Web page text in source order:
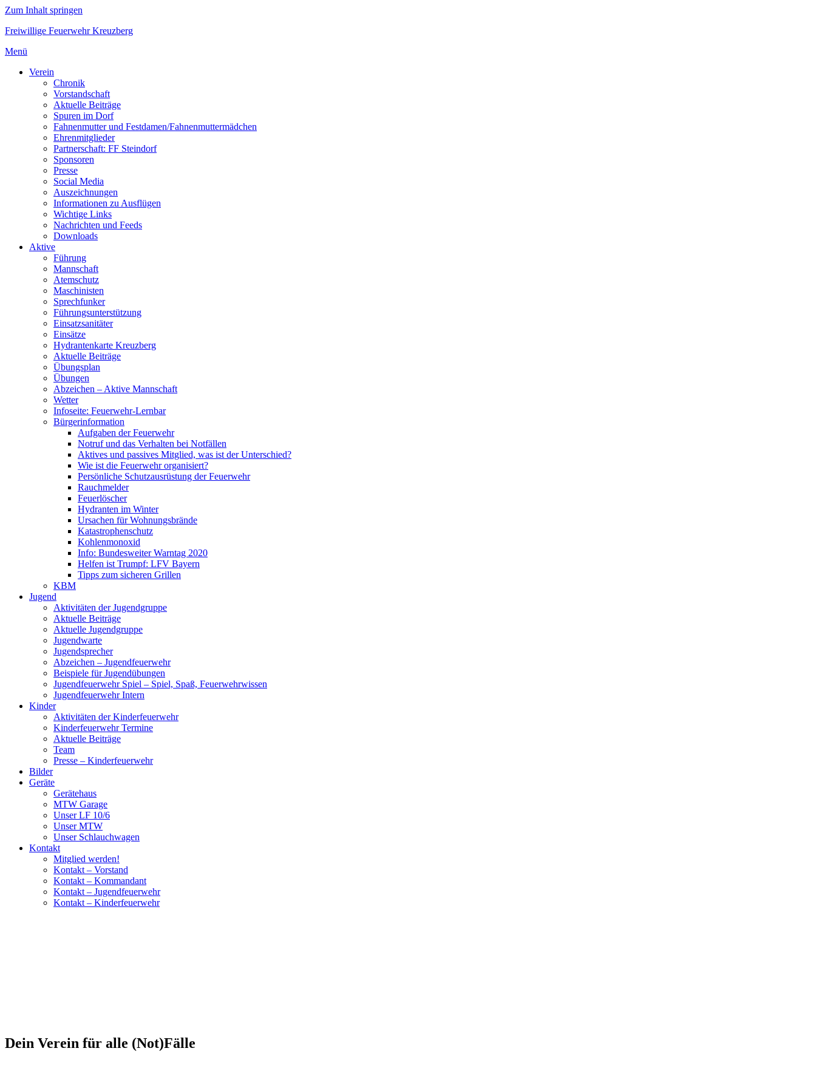
Zum Inhalt springen
Freiwillige Feuerwehr Kreuzberg
Menü
Verein
Chronik
Vorstandschaft
Aktuelle Beiträge
Spuren im Dorf
Fahnenmutter und Festdamen/Fahnenmuttermädchen
Ehrenmitglieder
Partnerschaft: FF Steindorf
Sponsoren
Presse
Social Media
Auszeichnungen
Informationen zu Ausflügen
Wichtige Links
Nachrichten und Feeds
Downloads
Aktive
Führung
Mannschaft
Atemschutz
Maschinisten
Sprechfunker
Führungsunterstützung
Einsatzsanitäter
Einsätze
Hydrantenkarte Kreuzberg
Aktuelle Beiträge
Übungsplan
Übungen
Abzeichen – Aktive Mannschaft
Wetter
Infoseite: Feuerwehr-Lernbar
Bürgerinformation
Aufgaben der Feuerwehr
Notruf und das Verhalten bei Notfällen
Aktives und passives Mitglied, was ist der Unterschied?
Wie ist die Feuerwehr organisiert?
Persönliche Schutzausrüstung der Feuerwehr
Rauchmelder
Feuerlöscher
Hydranten im Winter
Ursachen für Wohnungsbrände
Katastrophenschutz
Kohlenmonoxid
Info: Bundesweiter Warntag 2020
Helfen ist Trumpf: LFV Bayern
Tipps zum sicheren Grillen
KBM
Jugend
Aktivitäten der Jugendgruppe
Aktuelle Beiträge
Aktuelle Jugendgruppe
Jugendwarte
Jugendsprecher
Abzeichen – Jugendfeuerwehr
Beispiele für Jugendübungen
Jugendfeuerwehr Spiel – Spiel, Spaß, Feuerwehrwissen
Jugendfeuerwehr Intern
Kinder
Aktivitäten der Kinderfeuerwehr
Kinderfeuerwehr Termine
Aktuelle Beiträge
Team
Presse – Kinderfeuerwehr
Bilder
Geräte
Gerätehaus
MTW Garage
Unser LF 10/6
Unser MTW
Unser Schlauchwagen
Kontakt
Mitglied werden!
Kontakt – Vorstand
Kontakt – Kommandant
Kontakt – Jugendfeuerwehr
Kontakt – Kinderfeuerwehr
Dein Verein für alle (Not)Fälle